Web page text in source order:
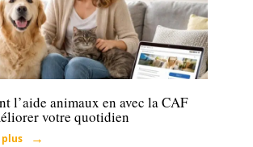
l’aide animaux en avec la CAF
votre quotidien
plus